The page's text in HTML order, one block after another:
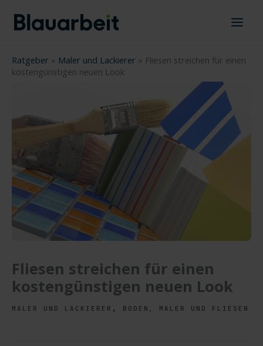
Inhalt
springen
Ratgeber » Maler und Lackierer » Fliesen streichen für einen
kostengünstigen neuen Look
Fliesen streichen für einen
kostengünstigen neuen Look
MALER UND LACKIERER , BODEN, MALER UND FLIESEN